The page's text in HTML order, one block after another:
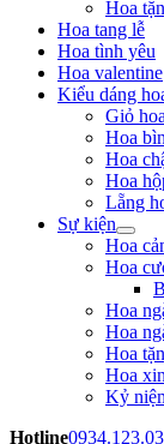
Hoa
Hoa tang lễ
Hoa tình yêu
Hoa valentine
Kiểu dáng
Giỏ
Hoa
Hoa
Hoa
Lẵng
Sự kiện
Hoa
Hoa
Hoa
Hoa
Hoa
Hoa
Kỷ
Hotline